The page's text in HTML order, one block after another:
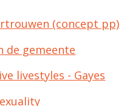
(concept pp)
de gemeente
livestyles - Gayes